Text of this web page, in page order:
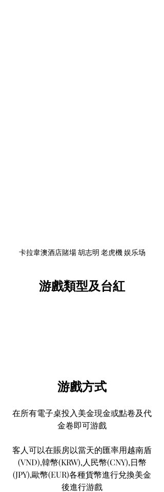
卡拉韋澳酒店賭場 胡志明 老虎機 娱乐场
游戲類型及台紅
游戲方式
在所有電子桌投入美金現金或點卷及代
金卷即可游戲
客人可以在賬房以當天的匯率用越南盾
(VND),韓幣(KRW),人民幣(CNY),日幣
(JPY),歐幣(EUR)各種貨幣進行兌換美金
後進行游戲